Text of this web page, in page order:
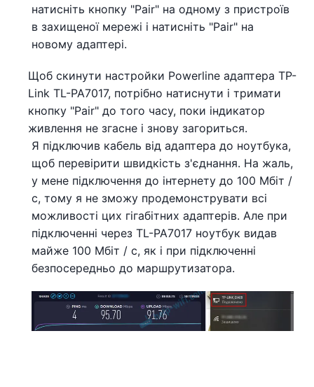
натисніть кнопку "Pair" на одному з пристроїв
в захищеної мережі і натисніть "Pair" на
новому адаптері.
Щоб скинути настройки Powerline адаптера TP-
Link TL-PA7017, потрібно натиснути і тримати
кнопку "Pair" до того часу, поки індикатор
живлення не згасне і знову загориться.
Я підключив кабель від адаптера до ноутбука,
щоб перевірити швидкість з'єднання. На жаль,
у мене підключення до інтернету до 100 Мбіт /
с, тому я не зможу продемонструвати всі
можливості цих гігабітних адаптерів. Але при
підключенні через TL-PA7017 ноутбук видав
майже 100 Мбіт / с, як і при підключенні
безпосередньо до маршрутизатора.